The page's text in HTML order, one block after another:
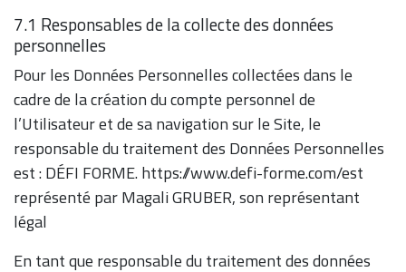
7.1 Responsables de la collecte des données
personnelles
Pour les Données Personnelles collectées dans le
cadre de la création du compte personnel de
l’Utilisateur et de sa navigation sur le Site, le
responsable du traitement des Données Personnelles
est : DÉFI FORME. https://www.defi-forme.com/est
représenté par Magali GRUBER, son représentant
légal
En tant que responsable du traitement des données